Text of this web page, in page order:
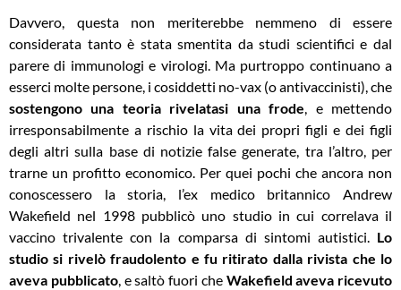
Davvero, questa non meriterebbe nemmeno di essere
considerata tanto è stata smentita da studi scientifici e dal
parere di immunologi e virologi. Ma purtroppo continuano a
esserci molte persone, i cosiddetti no-vax (o antivaccinisti), che
sostengono una teoria rivelatasi una frode , e mettendo
irresponsabilmente a rischio la vita dei propri figli e dei figli
degli altri sulla base di notizie false generate, tra l’altro, per
trarne un profitto economico. Per quei pochi che ancora non
conoscessero la storia, l’ex medico britannico Andrew
Wakefield nel 1998 pubblicò uno studio in cui correlava il
vaccino trivalente con la comparsa di sintomi autistici. Lo
studio si rivelò fraudolento e fu ritirato dalla rivista che lo
aveva pubblicato, e saltò fuori che Wakefield aveva ricevuto